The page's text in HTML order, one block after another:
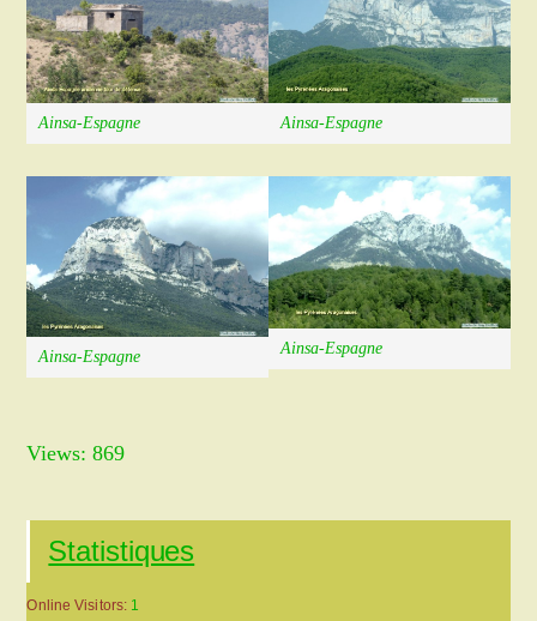
Ainsa-Espagne Ainsa-Espagne
Ainsa-Espagne
Ainsa-Espagne
Views: 869
Statistiques
Online Visitors: 1